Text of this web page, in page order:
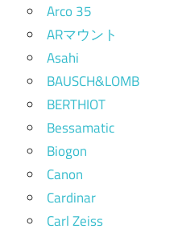
Arco 35
ARマウント
Asahi
BAUSCH&LOMB
BERTHIOT
Bessamatic
Biogon
Canon
Cardinar
Carl Zeiss